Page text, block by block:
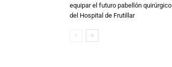
equipar el futuro pabellón quirúrgico
del Hospital de Frutillar